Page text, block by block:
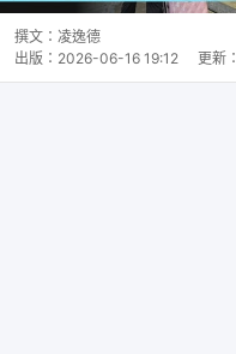
撰文： 凌逸德
出版： 2026-06-16 19:12 更新：